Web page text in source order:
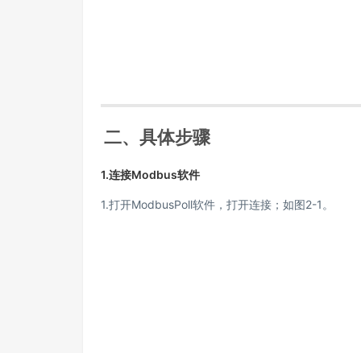
二、具体步骤
1.连接Modbus软件
1.打开ModbusPoll软件，打开连接；如图2-1。